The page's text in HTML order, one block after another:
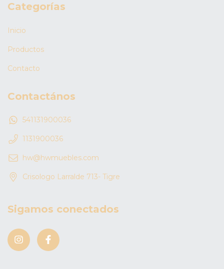
Categorías
Inicio
Productos
Contacto
Contactános
541131900036
1131900036
hw@hwmuebles.com
Crisologo Larralde 713- Tigre
Sigamos conectados